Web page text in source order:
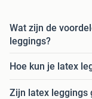
Wat zijn de
leggings?
Hoe kun je latex
Zijn latex leggings